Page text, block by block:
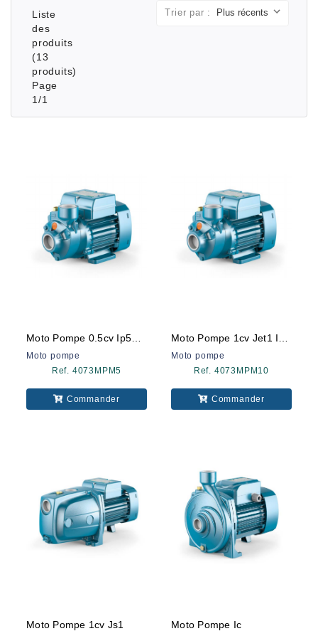
Liste
des
produits
(13
produits)
Page
1/1
Trier par :
Moto pompe
Ref. 4073MPM5
Commander
Moto pompe
Ref. 4073MPM10
Commander
Moto Pompe 1cv Js1 Moto Pompe Ic